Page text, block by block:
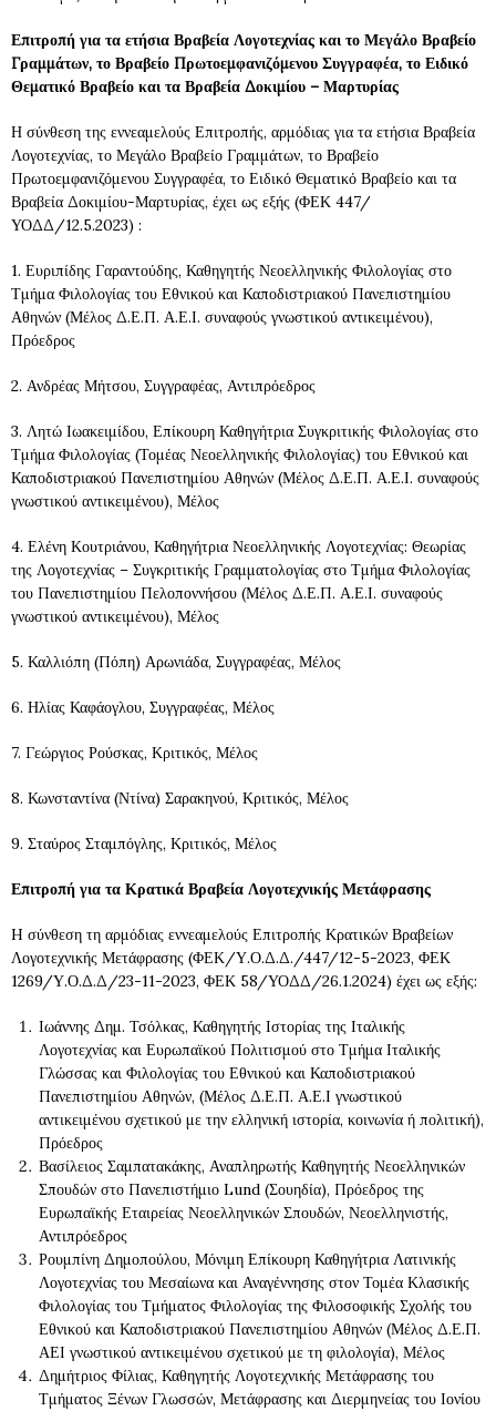
Επιτροπή για τα ετήσια Βραβεία Λογοτεχνίας και το Μεγάλο Βραβείο
Γραμμάτων, το Βραβείο Πρωτοεμφανιζόμενου Συγγραφέα, το Ειδικό
Θεματικό Βραβείο και τα Βραβεία Δοκιμίου – Μαρτυρίας
Η σύνθεση της εννεαμελούς Επιτροπής, αρμόδιας για τα ετήσια Βραβεία
Λογοτεχνίας, το Μεγάλο Βραβείο Γραμμάτων, το Βραβείο
Πρωτοεμφανιζόμενου Συγγραφέα, το Ειδικό Θεματικό Βραβείο και τα
Βραβεία Δοκιμίου-Μαρτυρίας, έχει ως εξής (ΦΕΚ 447/
ΥΟΔΔ/12.5.2023) :
1. Ευριπίδης Γαραντούδης, Καθηγητής Νεοελληνικής Φιλολογίας στο
Τμήμα Φιλολογίας του Εθνικού και Καποδιστριακού Πανεπιστημίου
Αθηνών (Μέλος Δ.Ε.Π. Α.Ε.Ι. συναφούς γνωστικού αντικειμένου),
Πρόεδρος
2. Ανδρέας Μήτσου, Συγγραφέας, Αντιπρόεδρος
3. Λητώ Ιωακειμίδου, Επίκουρη Καθηγήτρια Συγκριτικής Φιλολογίας στο
Τμήμα Φιλολογίας (Τομέας Νεοελληνικής Φιλολογίας) του Εθνικού και
Καποδιστριακού Πανεπιστημίου Αθηνών (Μέλος Δ.Ε.Π. Α.Ε.Ι. συναφούς
γνωστικού αντικειμένου), Μέλος
4. Ελένη Κουτριάνου, Καθηγήτρια Νεοελληνικής Λογοτεχνίας: Θεωρίας
της Λογοτεχνίας – Συγκριτικής Γραμματολογίας στο Τμήμα Φιλολογίας
του Πανεπιστημίου Πελοποννήσου (Μέλος Δ.Ε.Π. Α.Ε.Ι. συναφούς
γνωστικού αντικειμένου), Μέλος
5. Καλλιόπη (Πόπη) Αρωνιάδα, Συγγραφέας, Μέλος
6. Ηλίας Καφάογλου, Συγγραφέας, Μέλος
7. Γεώργιος Ρούσκας, Κριτικός, Μέλος
8. Κωνσταντίνα (Ντίνα) Σαρακηνού, Κριτικός, Μέλος
9. Σταύρος Σταμπόγλης, Κριτικός, Μέλος
Επιτροπή για τα Κρατικά Βραβεία Λογοτεχνικής Μετάφρασης
H σύνθεση τη αρμόδιας εννεαμελούς Επιτροπής Κρατικών Βραβείων
Λογοτεχνικής Μετάφρασης (ΦΕΚ/Υ.Ο.Δ.Δ./447/12-5-2023, ΦΕΚ
1269/Υ.Ο.Δ.Δ/23-11-2023, ΦΕΚ 58/ΥΟΔΔ/26.1.2024) έχει ως εξής:
Ιωάννης Δημ. Τσόλκας, Καθηγητής Ιστορίας της Ιταλικής
Λογοτεχνίας και Ευρωπαϊκού Πολιτισμού στο Τμήμα Ιταλικής
Γλώσσας και Φιλολογίας του Εθνικού και Καποδιστριακού
Πανεπιστημίου Αθηνών, (Μέλος Δ.Ε.Π. Α.Ε.Ι γνωστικού
αντικειμένου σχετικού με την ελληνική ιστορία, κοινωνία ή πολιτική),
Πρόεδρος
Βασίλειος Σαμπατακάκης, Αναπληρωτής Καθηγητής Νεοελληνικών
Σπουδών στο Πανεπιστήμιο Lund (Σουηδία), Πρόεδρος της
Ευρωπαϊκής Εταιρείας Νεοελληνικών Σπουδών, Νεοελληνιστής,
Αντιπρόεδρος
Ρουμπίνη Δημοπούλου, Μόνιμη Επίκουρη Καθηγήτρια Λατινικής
Λογοτεχνίας του Μεσαίωνα και Αναγέννησης στον Τομέα Κλασικής
Φιλολογίας του Τμήματος Φιλολογίας της Φιλοσοφικής Σχολής του
Εθνικού και Καποδιστριακού Πανεπιστημίου Αθηνών (Μέλος Δ.Ε.Π.
ΑΕΙ γνωστικού αντικειμένου σχετικού με τη φιλολογία), Μέλος
Δημήτριος Φίλιας, Καθηγητής Λογοτεχνικής Μετάφρασης του
Τμήματος Ξένων Γλωσσών, Μετάφρασης και Διερμηνείας του Ιονίου